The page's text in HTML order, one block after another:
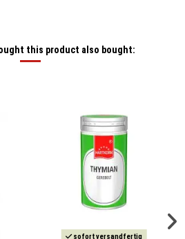
this product also bought:
sofort versandfertig